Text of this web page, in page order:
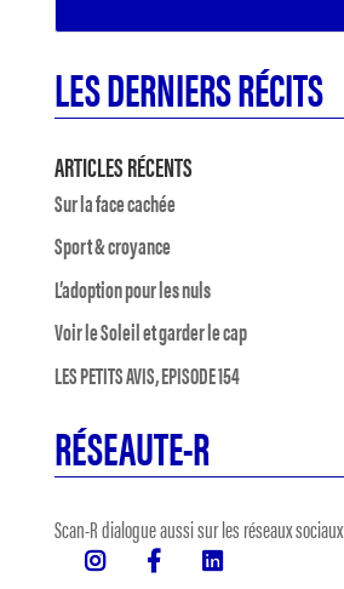
LES DERNIERS RÉCITS
ARTICLES RÉCENTS
Sur la face cachée
Sport & croyance
L’adoption pour les nuls
Voir le Soleil et garder le cap
LES PETITS AVIS, EPISODE 154
RÉSEAUTE-R
Scan-R dialogue aussi sur les réseaux sociaux